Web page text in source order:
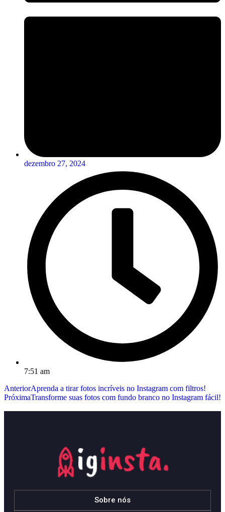
dezembro 27, 2024
7:51 am
AnteriorAprenda a tirar fotos incríveis no Instagram com filtros!
PróximaTransforme suas fotos com fundo branco no Instagram fácil!
Sobre nós